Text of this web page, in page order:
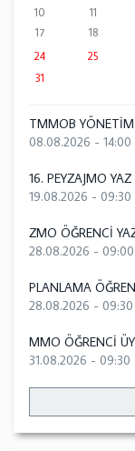
10
11
17
18
24
25
31
TMMOB
08.08.2026 - 14:00
16. PEYZAJMO
19.08.2026 - 09:30
ZMO ÖĞRENCİ
28.08.2026 - 09:00
PLANLAMA
28.08.2026 - 09:30
MMO ÖĞRENCİ
31.08.2026 - 09:30